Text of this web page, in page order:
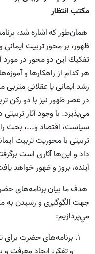
مكتب انتظار
همان‌طور كه اشاره شد،
ظهور، بر محور تربيت ايمانى
تفكيك اين دو محور در مورد
هر كدام از راهكارها و
رشد ايمانى يا عقلانى متربى
در عصر ظهور نيز با دو ركن
مي‌پذيرد. با وجود آثار
سياست، اقتصاد و...، بحث
تربيتى با محوريت تربيت
داد و اين‌ها آثارى است
آينده، بروز و ظهور خواهد
هدف ما بيان برنامه‌هاى
جهت الگوگيرى و رسيدن به
مي‌پردازيم:
برنامه‌هاى حضرت براى